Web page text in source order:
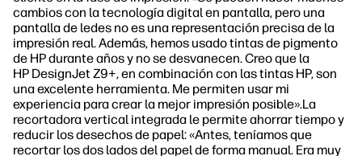
cambios con la tecnología digital en pantalla, pero una
pantalla de ledes no es una representación precisa de la
impresión real. Además, hemos usado tintas de pigmento
de HP durante años y no se desvanecen. Creo que la
HP DesignJet Z9+, en combinación con las tintas HP, son
una excelente herramienta. Me permiten usar mi
experiencia para crear la mejor impresión posible».La
recortadora vertical integrada le permite ahorrar tiempo y
reducir los desechos de papel: «Antes, teníamos que
recortar los dos lados del papel de forma manual. Era muy